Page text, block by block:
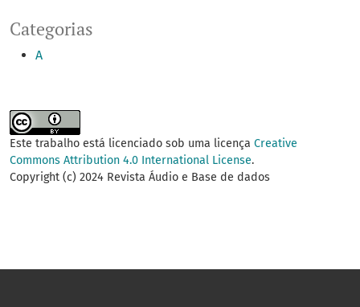
Categorias
A
Este trabalho está licenciado sob uma licença Creative
Commons Attribution 4.0 International License.
Copyright (c) 2024 Revista Áudio e Base de dados